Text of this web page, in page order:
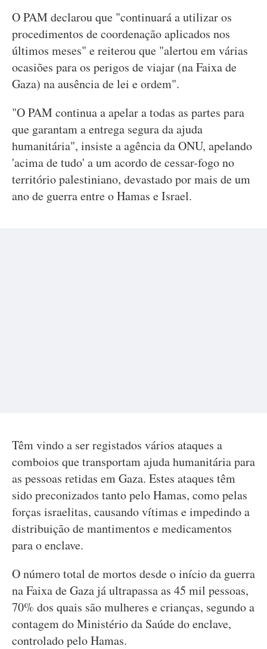
O PAM declarou que "continuará a utilizar os
procedimentos de coordenação aplicados nos
últimos meses" e reiterou que "alertou em várias
ocasiões para os perigos de viajar (na Faixa de
Gaza) na ausência de lei e ordem".
"O PAM continua a apelar a todas as partes para
que garantam a entrega segura da ajuda
humanitária", insiste a agência da ONU, apelando
'acima de tudo' a um acordo de cessar-fogo no
território palestiniano, devastado por mais de um
ano de guerra entre o Hamas e Israel.
Têm vindo a ser registados vários ataques a
comboios que transportam ajuda humanitária para
as pessoas retidas em Gaza. Estes ataques têm
sido preconizados tanto pelo Hamas, como pelas
forças israelitas, causando vítimas e impedindo a
distribuição de mantimentos e medicamentos
para o enclave.
O número total de mortos desde o início da guerra
na Faixa de Gaza já ultrapassa as 45 mil pessoas,
70% dos quais são mulheres e crianças, segundo a
contagem do Ministério da Saúde do enclave,
controlado pelo Hamas.